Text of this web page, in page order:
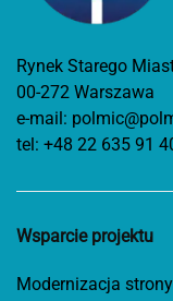
Rynek Starego
00-272 Warszawa
e-mail:
tel: +48 22 635 91
Wsparcie projektu
Modernizacja